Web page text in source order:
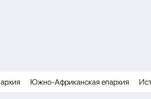
Южно-Африканская епархия